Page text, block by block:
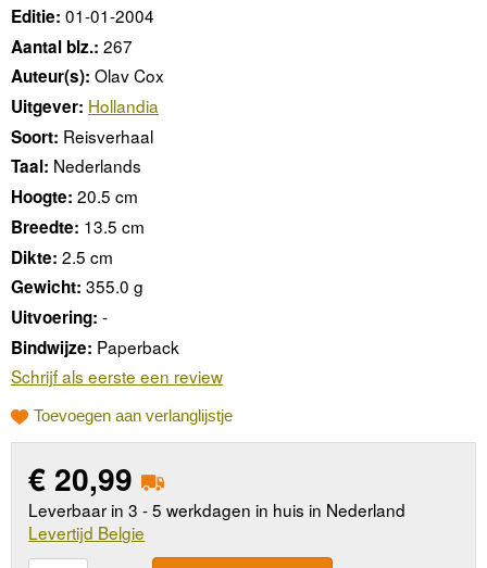
Editie: 01-01-2004
Aantal blz.: 267
Auteur(s): Olav Cox
Uitgever: Hollandia
Soort: Reisverhaal
Taal: Nederlands
Hoogte: 20.5 cm
Breedte: 13.5 cm
Dikte: 2.5 cm
Gewicht: 355.0 g
Uitvoering: -
Bindwijze: Paperback
Schrijf als eerste een review
Toevoegen aan verlanglijstje
€ 20,99
Leverbaar in 3 - 5 werkdagen in huis in Nederland
Levertijd Belgie